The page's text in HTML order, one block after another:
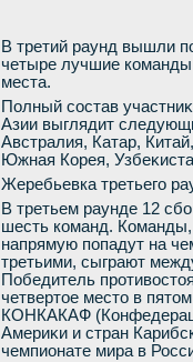
В третий раунд вышли
четыре лучшие
места.
Полный состав
Азии выглядит
Австралия, Катар,
Южная Корея,
Жеребьевка третьего
В третьем раунде 12
шесть команд. Команды,
напрямую попадут на
третьими, сыграют
Победитель
четвертοе местο в
КОНКАКАФ
Америκи и стран
чемпионате мира в